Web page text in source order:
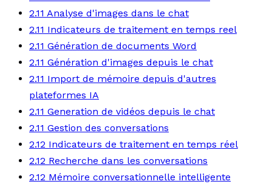
2.11 Analyse d'images dans le chat
2.11 Indicateurs de traitement en temps reel
2.11 Génération de documents Word
2.11 Génération d'images depuis le chat
2.11 Import de mémoire depuis d'autres
plateformes IA
2.11 Generation de vidéos depuis le chat
2.11 Gestion des conversations
2.12 Indicateurs de traitement en temps réel
2.12 Recherche dans les conversations
2.12 Mémoire conversationnelle intelligente